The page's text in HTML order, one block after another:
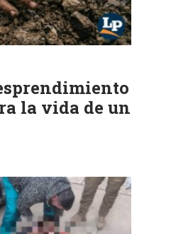
la vida de un